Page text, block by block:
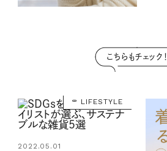
こちらもチェック！
LIFESTYLE
2022.05.01